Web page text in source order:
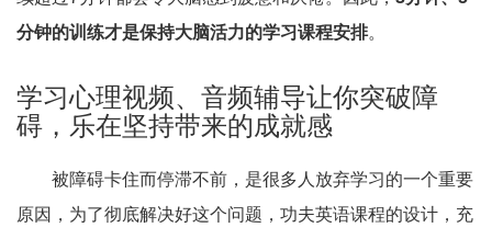
分钟的训练才是保持大脑活力的学习课程安排。
学习心理视频、音频辅导让你突破障
碍，乐在坚持带来的成就感
被障碍卡住而停滞不前，是很多人放弃学习的一个重要
原因，为了彻底解决好这个问题，功夫英语课程的设计，充